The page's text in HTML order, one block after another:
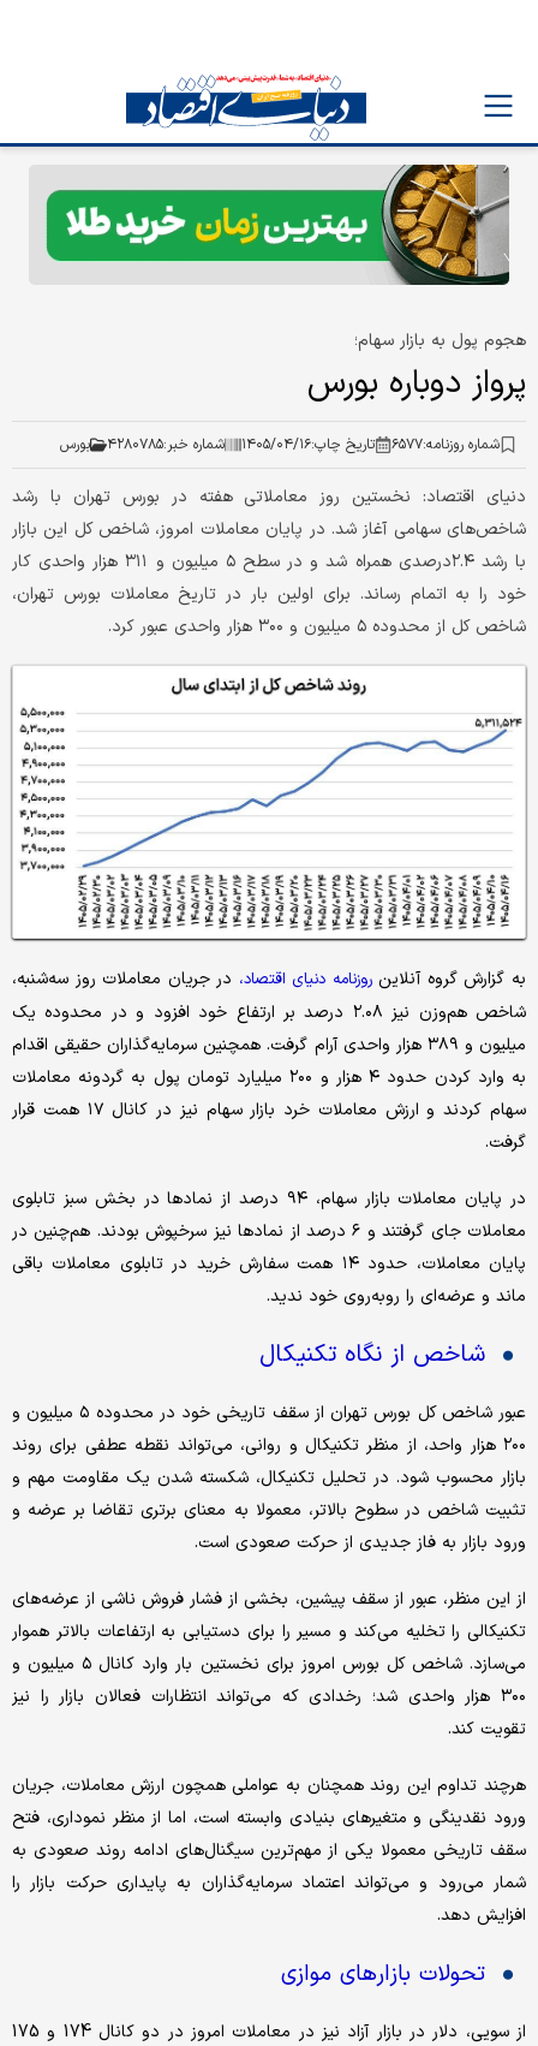
هجوم پول به بازار سهام؛
پرواز دوباره بورس
شماره روزنامه:۶۵۷۷ تاریخ چاپ:۱۴۰۵/۰۴/۱۶ شماره خبر:۴۲۸۰۷۸۵ بورس
دنیای اقتصاد: نخستین روز معاملاتی هفته در بورس تهران با رشد
شاخص‌های سهامی آغاز شد. در پایان معاملات امروز، شاخص کل این بازار
با رشد ۲.۴درصدی همراه شد و در سطح ۵ میلیون و ۳۱۱ هزار واحدی کار
خود را به اتمام رساند. برای اولین بار در تاریخ معاملات بورس تهران،
شاخص کل از محدوده ۵ میلیون و ۳۰۰ هزار واحدی عبور کرد.
به گزارش گروه آنلاینروزنامه دنیای اقتصاد، در جریان معاملات روز سه‌شنبه،
شاخص هم‌وزن نیز ۲.۰۸ درصد بر ارتفاع خود افزود و در محدوده یک
میلیون و ۳۸۹ هزار واحدی آرام گرفت. همچنین سرمایه‌گذاران حقیقی اقدام
به وارد کردن حدود ۴ هزار و ۲۰۰ میلیارد تومان پول به گردونه معاملات
سهام کردند و ارزش معاملات خرد بازار سهام نیز در کانال ۱۷ همت قرار
گرفت.
در پایان معاملات بازار سهام، ۹۴ درصد از نمادها در بخش سبز تابلوی
معاملات جای گرفتند و ۶ درصد از نمادها نیز سرخپوش بودند. هم‌چنین در
پایان معاملات، حدود ۱۴ همت سفارش خرید در تابلوی معاملات باقی
ماند و عرضه‌ای را رو‌به‌روی خود ندید.
شاخص از نگاه تکنیکال
عبور شاخص کل بورس تهران از سقف تاریخی خود در محدوده ۵ میلیون و
۲۰۰ هزار واحد، از منظر تکنیکال و روانی، می‌تواند نقطه عطفی برای روند
بازار محسوب شود. در تحلیل تکنیکال، شکسته شدن یک مقاومت مهم و
تثبیت شاخص در سطوح بالاتر، معمولا به معنای برتری تقاضا بر عرضه و
ورود بازار به فاز جدیدی از حرکت صعودی است.
از این منظر، عبور از سقف پیشین، بخشی از فشار فروش ناشی از عرضه‌های
تکنیکالی را تخلیه می‌کند و مسیر را برای دستیابی به ارتفاعات بالاتر هموار
می‌سازد. شاخص کل بورس امروز برای نخستین بار وارد کانال ۵ میلیون و
۳۰۰ هزار واحدی شد؛ رخدادی که می‌تواند انتظارات فعالان بازار را نیز
تقویت کند.
هرچند تداوم این روند همچنان به عواملی همچون ارزش معاملات، جریان
ورود نقدینگی و متغیرهای بنیادی وابسته است، اما از منظر نموداری، فتح
سقف تاریخی معمولا یکی از مهم‌ترین سیگنال‌های ادامه روند صعودی به
شمار می‌رود و می‌تواند اعتماد سرمایه‌گذاران به پایداری حرکت بازار را
افزایش دهد.
تحولات بازارهای موازی
از سویی، دلار در بازار آزاد نیز در معاملات امروز در دو کانال 174 و 175